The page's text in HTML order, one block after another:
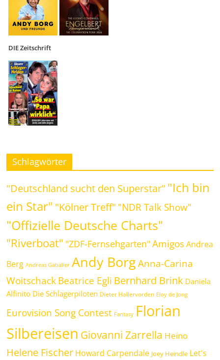
DIE Zeitschrift
Schlagwörter
"Deutschland sucht den Superstar" "Ich bin
ein Star" "Kölner Treff" "NDR Talk Show"
"Offizielle Deutsche Charts"
"Riverboat" "ZDF-Fernsehgarten" Amigos Andrea
Berg Andreas Gabalier Andy Borg Anna-Carina
WoitschackBeatrice Egli Bernhard Brink Daniela
Alfinito Die Schlagerpiloten Dieter Hallervorden Eloy de Jong
Eurovision Song Contest Fantasy Florian
Silbereisen Giovanni Zarrella Heino
Helene Fischer Howard Carpendale Joey Heindle Let's